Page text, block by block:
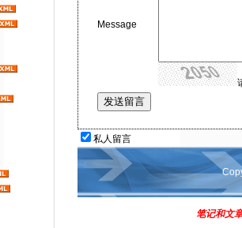
Message
私人留言
笔记和文